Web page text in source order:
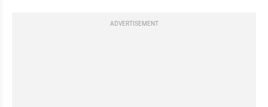
ADVERTISEMENT